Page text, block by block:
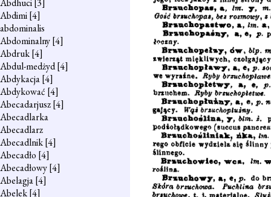
Abdhuci[3]
Abdimi[4]
abdominalis
Abdominalny[4]
Abdruk[4]
Abdul-medżyd[4]
Abdykacja[4]
Abdykować [4]
Abecadarjusz[4]
Abecadlarka
Abecadlarz
Abecadlnik[4]
Abecadło [4]
Abecadłowy[4]
Abelagja[4]
Abelek[4]